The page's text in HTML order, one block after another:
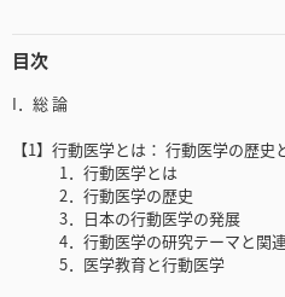
目次
I．総 論
【1】行動医学とは： 行動医学の歴史
1．行動医学とは
2．行動医学の歴史
3．日本の行動医学の発展
4．行動医学の研究テーマと関
5．医学教育と行動医学